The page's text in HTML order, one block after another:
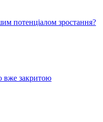
потенціалом зростання?
вже закритою